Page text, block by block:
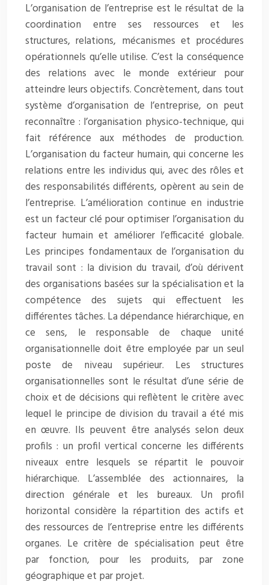
L’organisation de l’entreprise est le résultat de la
coordination entre ses ressources et les
structures, relations, mécanismes et procédures
opérationnels qu’elle utilise. C’est la conséquence
des relations avec le monde extérieur pour
atteindre leurs objectifs. Concrètement, dans tout
système d’organisation de l’entreprise, on peut
reconnaître : l’organisation physico-technique, qui
fait référence aux méthodes de production.
L’organisation du facteur humain, qui concerne les
relations entre les individus qui, avec des rôles et
des responsabilités différents, opèrent au sein de
l’entreprise. L’amélioration continue en industrie
est un facteur clé pour optimiser l’organisation du
facteur humain et améliorer l’efficacité globale.
Les principes fondamentaux de l’organisation du
travail sont : la division du travail, d’où dérivent
des organisations basées sur la spécialisation et la
compétence des sujets qui effectuent les
différentes tâches. La dépendance hiérarchique, en
ce sens, le responsable de chaque unité
organisationnelle doit être employée par un seul
poste de niveau supérieur. Les structures
organisationnelles sont le résultat d’une série de
choix et de décisions qui reflètent le critère avec
lequel le principe de division du travail a été mis
en œuvre. Ils peuvent être analysés selon deux
profils : un profil vertical concerne les différents
niveaux entre lesquels se répartit le pouvoir
hiérarchique. L’assemblée des actionnaires, la
direction générale et les bureaux. Un profil
horizontal considère la répartition des actifs et
des ressources de l’entreprise entre les différents
organes. Le critère de spécialisation peut être
par fonction, pour les produits, par zone
géographique et par projet.